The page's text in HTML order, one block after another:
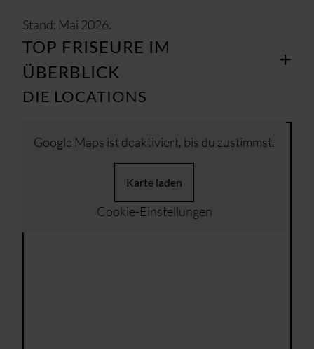
Stand: Mai 2026.
TOP FRISEURE IM
ÜBERBLICK
DIE LOCATIONS
Google Maps ist deaktiviert, bis du zustimmst.
Karte laden
Cookie-Einstellungen